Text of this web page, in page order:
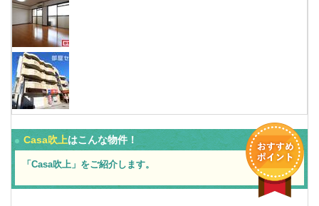
Casa吹上はこんな物件！
「Casa吹上」をご紹介します。